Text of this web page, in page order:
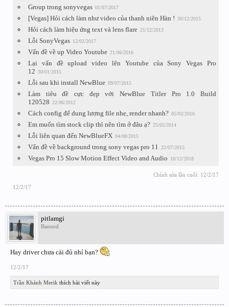
Group trong sonyvegas 01/07/2017
[Vegas] Hỏi cách làm như video của thanh niên Hàn ! 30/12/2015
Hỏi cách làm hiệu ứng text và lens flare 21/12/2013
Lỗi SonyVegas 12/02/2017
Vấn đề về up Video Youtube 21/06/2016
Lại vấn đề upload video lên Youtube của Sony Vegas Pro
12 30/01/2015
Lỗi sau khi install NewBlue 09/07/2015
Làm tiêu đề cực đẹp với NewBlue Titler Pro 1.0 Build
120528 22/06/2012
Cách config để dung lượng file nhẹ, render nhanh? 05/02/2016
Em muốn tìm stock clip thì nên tìm ở đâu ạ? 25/05/2014
Lỗi liên quan đến NewBlueFX 04/08/2015
Vấn đề về background trong sony vegas pro 11 22/07/2015
Vegas Pro 15 Slow Motion Effect Video and Audio 10/12/2018
Chỉnh sửa lần cuối: 12/2/17
12/2/17
pitlamgi
Banned
Hay driver chưa cài đủ nhỉ bạn?
12/2/17
Trần Khánh Merik thích bài viết này